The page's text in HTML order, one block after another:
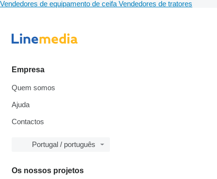
Vendedores de equipamento de ceifa Vendedores de tratores
Empresa
Quem somos
Ajuda
Contactos
Portugal / português
Os nossos projetos